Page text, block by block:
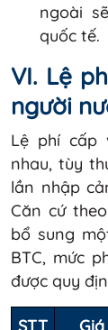
ngoài
quốc tế.
VI. Lệ
người
Lệ phí cấp
nhau, tùy
lần nhập
Căn cứ
bổ sung
BTC, mức
được quy
STT